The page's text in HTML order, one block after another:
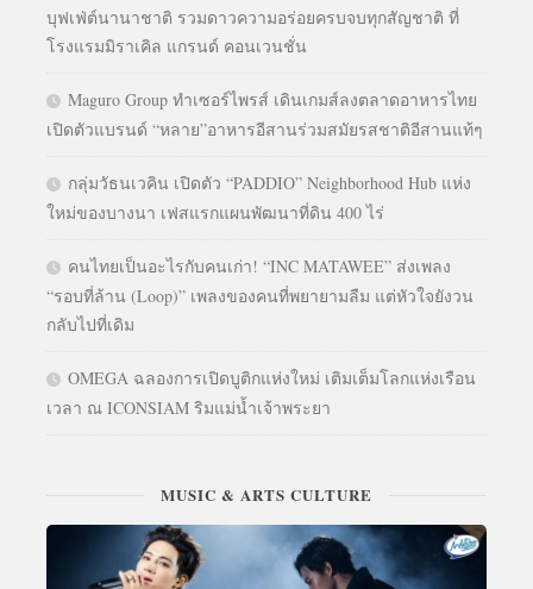
บุฟเฟ่ต์นานาชาติ รวมดาวความอร่อยครบจบทุกสัญชาติ ที่
โรงแรมมิราเคิล แกรนด์ คอนเวนชั่น
Maguro Group ทำเซอร์ไพรส์ เดินเกมส์ลงตลาดอาหารไทย
เปิดตัวแบรนด์ “หลาย”อาหารอีสานร่วมสมัยรสชาติอีสานแท้ๆ
กลุ่มวัธนเวคิน เปิดตัว “PADDIO” Neighborhood Hub แห่ง
ใหม่ของบางนา เฟสแรกแผนพัฒนาที่ดิน 400 ไร่
คนไทยเป็นอะไรกับคนเก่า! “INC MATAWEE” ส่งเพลง
“รอบที่ล้าน (Loop)” เพลงของคนที่พยายามลืม แต่หัวใจยังวน
กลับไปที่เดิม
OMEGA ฉลองการเปิดบูติกแห่งใหม่ เติมเต็มโลกแห่งเรือน
เวลา ณ ICONSIAM ริมแม่น้ำเจ้าพระยา
MUSIC & ARTS CULTURE